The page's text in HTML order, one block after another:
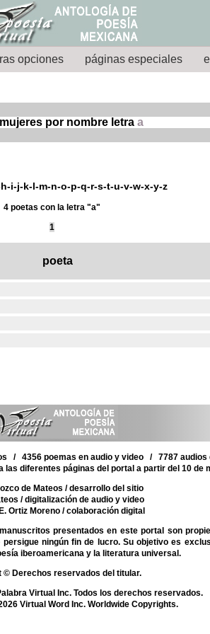
opciones páginas especiales
por nombre letra a
h-i-j-k-l-m-n-o-p-q-r-s-t-u-v-w-x-y-z
4 poetas con la letra "a"
1
poeta
/ 4356 poemas en audio y video / 7787 audios
las diferentes páginas del portal a partir del 10 de
de Mateos / desarrollo del sitio
/ digitalización de audio y video
Ortiz Moreno/ colaboración digital
presentados en este portal son
ningún fin de lucro. Su objetivo es
iberoamericana y la literatura universal.
© Derechos reservados del titular.
Virtual Inc. Todos los derechos reservados.
Virtual Word Inc. Worldwide Copyrights.